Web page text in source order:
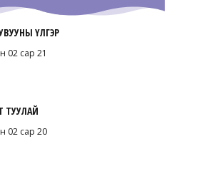
ҮЛГЭР
02 сар 21
ТУУЛАЙ
02 сар 20